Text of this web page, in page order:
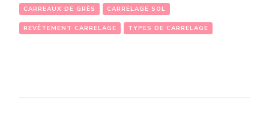
CARREAUX DE GRÈS CARRELAGE SOL
REVÊTEMENT CARRELAGE TYPES DE CARRELAGE